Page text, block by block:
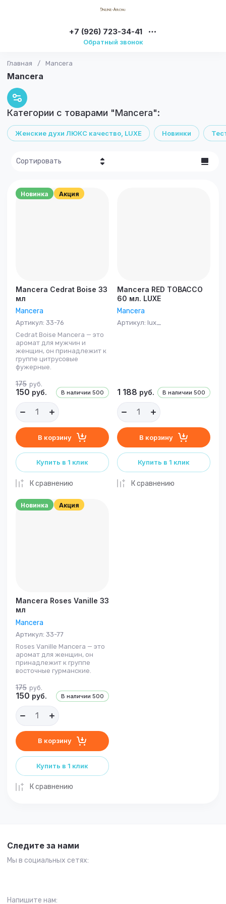
+7 (926) 723-34-41
Обратный звонок
Главная / Mancera
Mancera
Категории с товарами "Mancera":
Женские духи ЛЮКС качество, LUXE Новинки
Сортировать
Цена -
Новинка Акция
Mancera Cedrat Boise 33
мл
Mancera
Артикул: 33-76
Cedrat Boise Mancera — это
аромат для мужчин и
женщин, он принадлежит к
группе цитрусовые
фужерные.
В наличии 500
175 руб.
150 руб.
В корзину
Купить в 1 клик
К сравнению
Mancera RED TOBACCO
60 мл. LUXE
Mancera
Артикул: lux_
В наличии 500
1 188 руб.
В корзину
Купить в 1 клик
К сравнению
Новинка Акция
Mancera Roses Vanille 33
мл
Mancera
Артикул: 33-77
Roses Vanille Mancera — это
аромат для женщин, он
принадлежит к группе
восточные гурманские.
В наличии 500
175 руб.
150 руб.
В корзину
Купить в 1 клик
К сравнению
Следите за нами
Мы в социальных сетях:
Напишите нам: